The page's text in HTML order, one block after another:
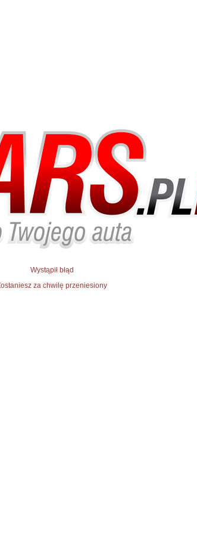
Wystąpił błąd
za chwilę przeniesiony